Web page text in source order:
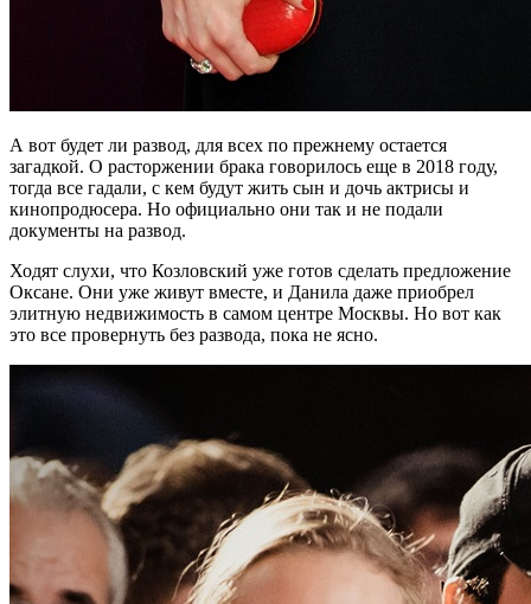
А вот будет ли развод, для всех по прежнему остается
загадкой. О расторжении брака говорилось еще в 2018 году,
тогда все гадали, с кем будут жить сын и дочь актрисы и
кинопродюсера. Но официально они так и не подали
документы на развод.
Ходят слухи, что Козловский уже готов сделать предложение
Оксане. Они уже живут вместе, и Данила даже приобрел
элитную недвижимость в самом центре Москвы. Но вот как
это все провернуть без развода, пока не ясно.